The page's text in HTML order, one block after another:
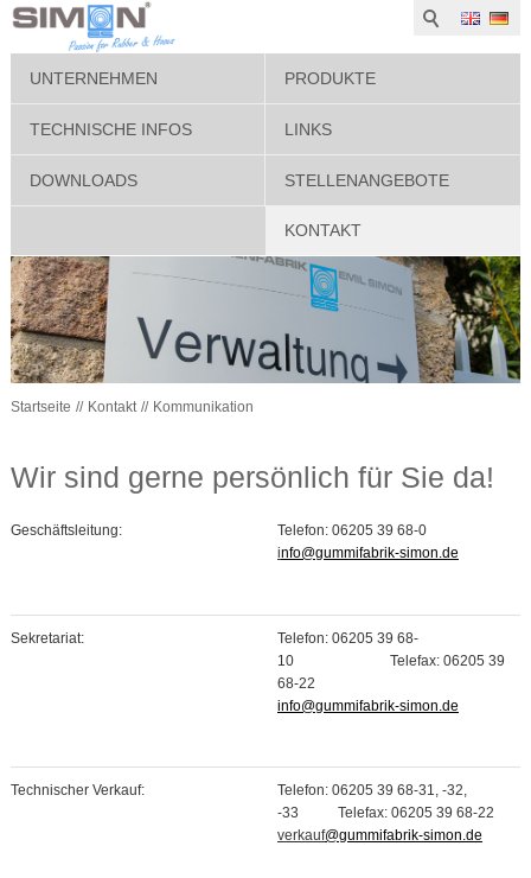
UNTERNEHMEN PRODUKTE
TECHNISCHE INFOS LINKS
DOWNLOADS STELLENANGEBOTE
KONTAKT
Startseite Kontakt Kommunikation
Wir sind gerne persönlich für Sie da!
Geschäftsleitung:
Telefon: 06205 39 68-0
info@gummifabrik-simon.de
Sekretariat:
Telefon: 06205 39 68-
10 Telefax: 06205 39
68-22
info@gummifabrik-simon.de
Technischer Verkauf:
Telefon: 06205 39 68-31, -32,
-33 Telefax: 06205 39 68-22
verkauf@gummifabrik-simon.de